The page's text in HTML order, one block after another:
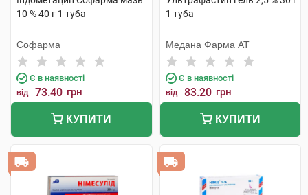
10 % 40 г 1 туба
Софарма
Є в наявності
від 73.40 грн
КУПИТИ
1 туба
Медана Фарма АТ
Є в наявності
від 83.20 грн
КУПИТИ